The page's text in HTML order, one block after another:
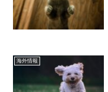
海外情報